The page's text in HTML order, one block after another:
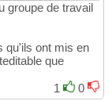
groupe de travail
qu'ils ont mis en
que
1
0